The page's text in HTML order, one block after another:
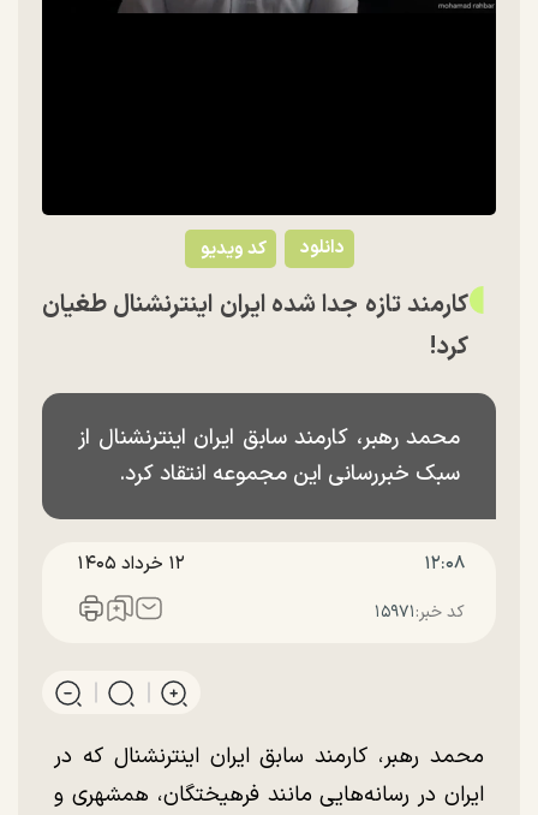
کد ویدیو دانلود
کارمند تازه جدا شده ایران اینترنشنال طغیان
کرد!
محمد رهبر، کارمند سابق ایران اینترنشنال از
سبک خبررسانی این مجموعه انتقاد کرد.
۱۲:۰۸ ۱۲ خرداد ۱۴۰۵
کد خبر:۱۵۹۷۱
محمد رهبر، کارمند سابق ایران اینترنشنال که در
ایران در رسانه‌هایی مانند فرهیختگان، همشهری و